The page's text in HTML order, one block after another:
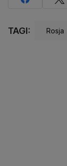
TAGI: Rosja